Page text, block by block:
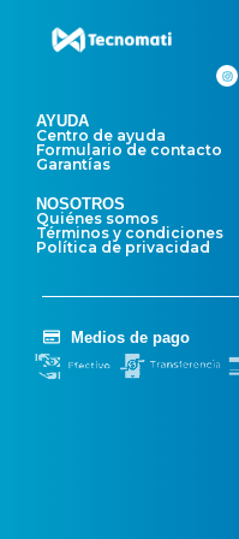
AYUDA
Centro de ayuda
Formulario de contacto
Garantías
NOSOTROS
Quiénes somos
Términos y condiciones
Política de privacidad
Medios de pago